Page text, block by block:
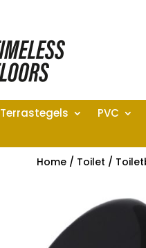
Terrastegels PVC
Home/ Toilet /